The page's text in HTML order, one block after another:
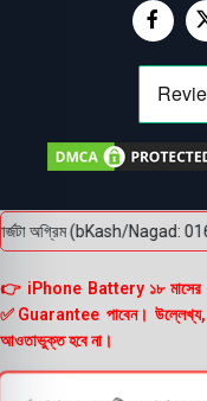
অগ্রিম (bKash/Nagad:
👉 iPhone Battery ১৮ মাসের
✅Guarantee পাবেন। উল্লেখ্য,
আওতাভুক্ত হবে না।